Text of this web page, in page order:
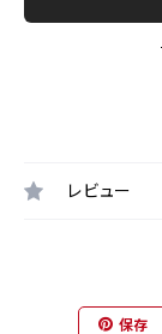
レビュー
保存